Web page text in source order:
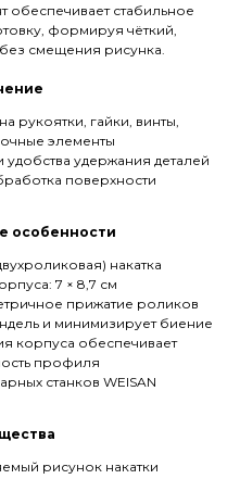
обеспечивает стабильное
формируя чёткий,
смещения рисунка.
рукоятки, гайки, винты,
элементы
удержания деталей
поверхности
особенности
накатка
7 × 8,7 см
прижатие роликов
и минимизирует биение
корпуса обеспечивает
профиля
станков WEISAN
рисунок накатки